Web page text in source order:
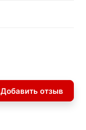
Добавить отзыв